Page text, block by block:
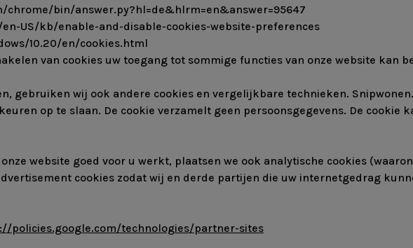
bin/answer.py?hl=de&hlrm=en&answer=95647
US/kb/enable-and-disable-cookies-website-preferences
10.20/en/cookies.html
van cookies uw toegang tot sommige functies van onze website kan
gebruiken wij ook andere cookies en vergelijkbare technieken.
op te slaan. De cookie verzamelt geen persoonsgegevens. De cookie
website goed voor u werkt, plaatsen we ook analytische cookies
cookies zodat wij en derde partijen die uw internetgedrag
policies.google.com/technologies/partner-sites